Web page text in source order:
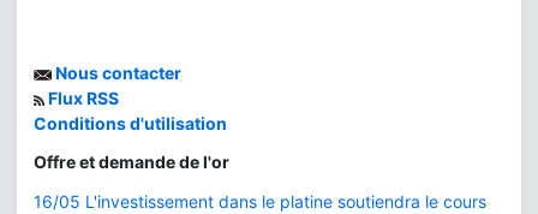
Nous contacter
Flux RSS
Conditions d'utilisation
Offre et demande de l'or
16/05 L'investissement dans le platine soutiendra le cours